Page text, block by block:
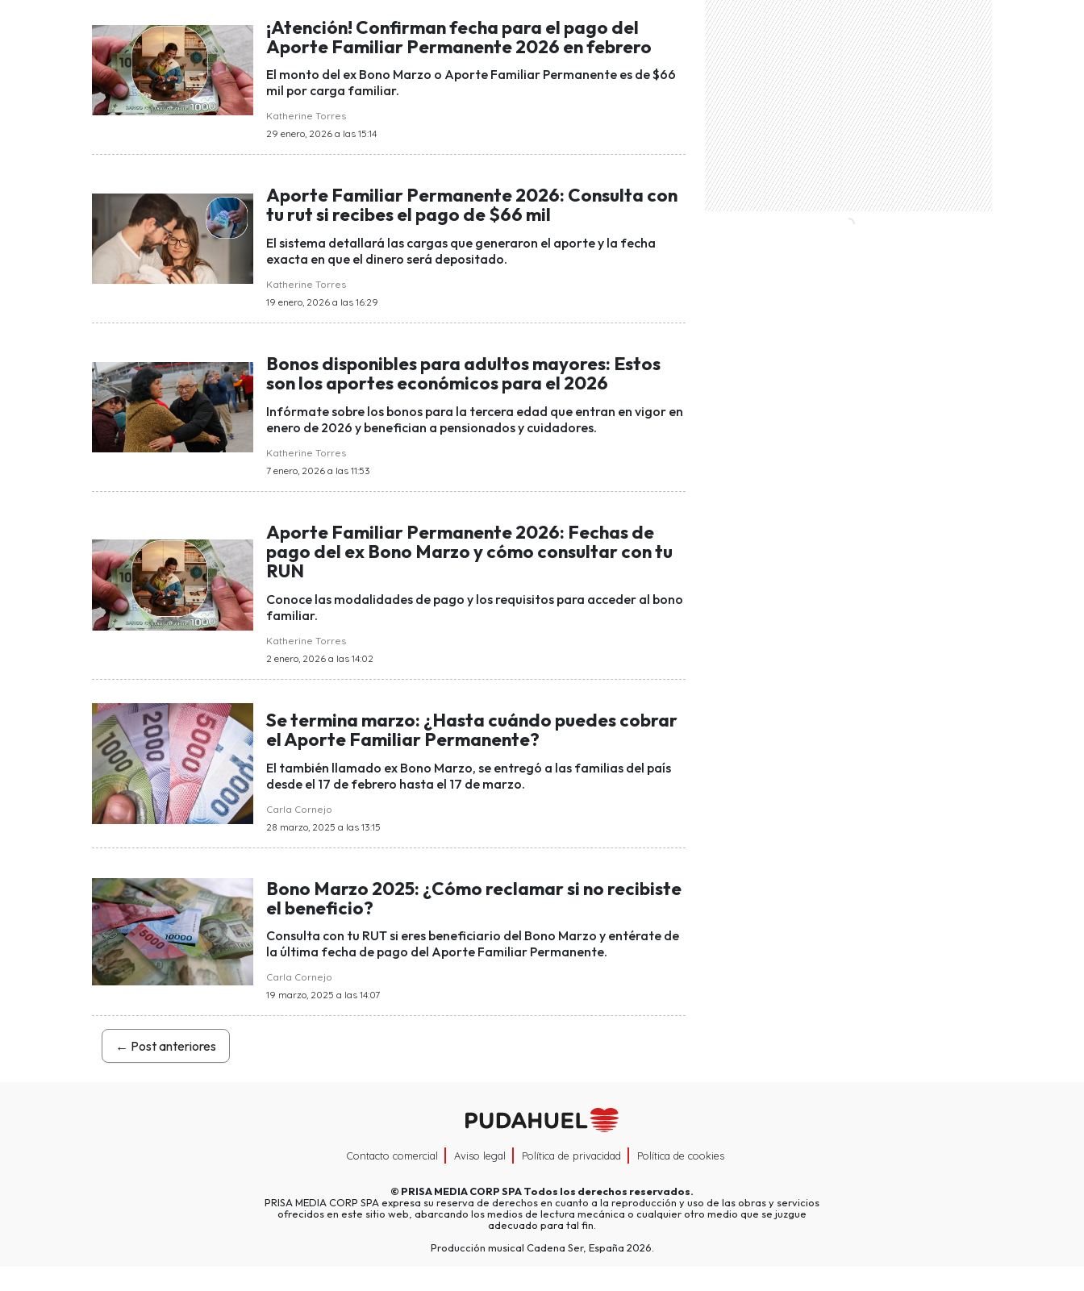
¡Atención! Confirman fecha para el pago del
Aporte Familiar Permanente 2026 en febrero
El monto del ex Bono Marzo o Aporte Familiar Permanente es de $66
mil por carga familiar.
Katherine Torres
29 enero, 2026 a las 15:14
Aporte Familiar Permanente 2026: Consulta con
tu rut si recibes el pago de $66 mil
El sistema detallará las cargas que generaron el aporte y la fecha
exacta en que el dinero será depositado.
Katherine Torres
19 enero, 2026 a las 16:29
Bonos disponibles para adultos mayores: Estos
son los aportes económicos para el 2026
Infórmate sobre los bonos para la tercera edad que entran en vigor en
enero de 2026 y benefician a pensionados y cuidadores.
Katherine Torres
7 enero, 2026 a las 11:53
Aporte Familiar Permanente 2026: Fechas de
pago del ex Bono Marzo y cómo consultar con tu
RUN
Conoce las modalidades de pago y los requisitos para acceder al bono
familiar.
Katherine Torres
2 enero, 2026 a las 14:02
Se termina marzo: ¿Hasta cuándo puedes cobrar
el Aporte Familiar Permanente?
El también llamado ex Bono Marzo, se entregó a las familias del país
desde el 17 de febrero hasta el 17 de marzo.
Carla Cornejo
28 marzo, 2025 a las 13:15
Bono Marzo 2025: ¿Cómo reclamar si no recibiste
el beneficio?
Consulta con tu RUT si eres beneficiario del Bono Marzo y entérate de
la última fecha de pago del Aporte Familiar Permanente.
Carla Cornejo
19 marzo, 2025 a las 14:07
← Post anteriores
Contacto comercial Aviso legal Política de privacidad Política de cookies
© PRISA MEDIA CORP SPATodos los derechos reservados.
PRISA MEDIA CORP SPA expresa su reserva de derechos en cuanto a la reproducción y uso de las obras y servicios
ofrecidos en este sitio web, abarcando los medios de lectura mecánica o cualquier otro medio que se juzgue
adecuado para tal fin.
Producción musical Cadena Ser, España 2026.